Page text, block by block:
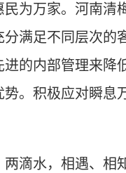
万家。河南清
满足不同层次
的内部管理来降
。积极应对瞬
水，相遇、相